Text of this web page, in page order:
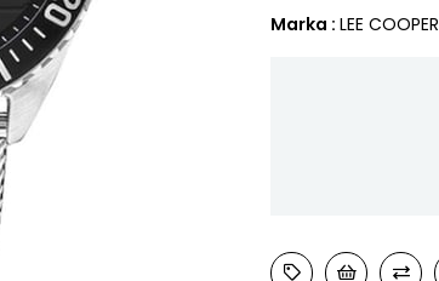
Marka : LEE COOPER